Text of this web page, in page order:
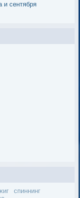
и сентября
спиннинг